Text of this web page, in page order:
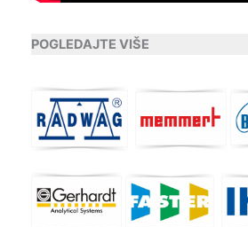
POGLEDAJTE VIŠE